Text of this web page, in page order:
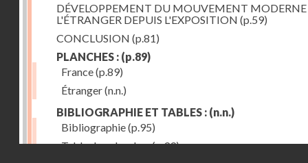
DÉVELOPPEMENT DU MOUVEMENT
L'ÉTRANGER DEPUIS L'EXPOSITION (p.59)
CONCLUSION (p.81)
PLANCHES : (p.89)
France(p.89)
Étranger(n.n.)
BIBLIOGRAPHIE ET TABLES : (n.n.)
Bibliographie(p.95)
Table des planches(p.99)